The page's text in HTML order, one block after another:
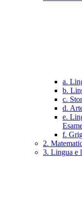
a.
b.
c.
d.
e.
f.
2.
3. Lingua e